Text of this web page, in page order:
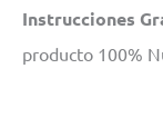
Instrucciones
producto 100%